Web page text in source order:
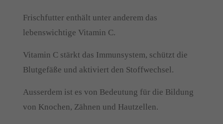
Frischfutter enthält unter anderem das
lebenswichtige Vitamin C.
Vitamin C stärkt das Immunsystem, schützt die
Blutgefäße und aktiviert den Stoffwechsel.
Ausserdem ist es von Bedeutung für die Bildung
von Knochen, Zähnen und Hautzellen.